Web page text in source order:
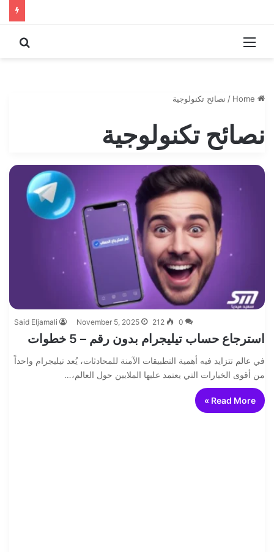
Menu
/ نصائح تكنولوجية
نصائح تكنولوجية
Said Eljamali November 5, 2025 0
212
استرجاع حساب تيليجرام بدون رقم – 5 خطوات
في عالم تتزايد فيه أهمية التطبيقات الآمنة للمحادثات، يُعد تيليجرام واحداً
من أقوى الخيارات التي يعتمد عليها الملايين حول العالم،…
Read More »